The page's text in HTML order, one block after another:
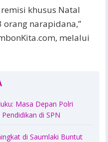
khusus Natal
orang narapidana,”
melalui
Masa Depan Polri
di SPN
di Saumlaki Buntut